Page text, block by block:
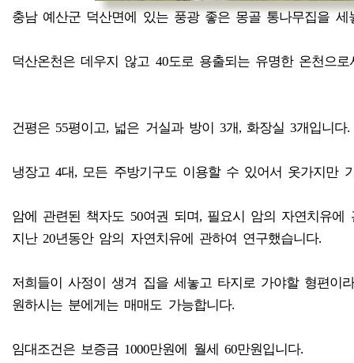
충남 예산군 덕산면에 있는 풍광 좋은 몽골 통나무집을 세
덕산온천은 데우지 않고 40도로 용출되는 유명한 온천으
건평은 55평이고, 넓은 거실과 방이 3개, 화장실 3개입니다.
냉장고 4대, 모든 주방기구도 이용할 수 있어서 옷가지만
암에 관련된 책자도 50여권 되며, 필요시 암의 자연치유에
지난 20년동안 암의 자연치유에 관하여 연구했습니다.
저희들이 사정이 생겨 집을 세놓고 타지로 가야할 형편이
원하시는 분에게는 매매도 가능합니다.
임대조건은 보증금 1000만원에 월세 60만원입니다.